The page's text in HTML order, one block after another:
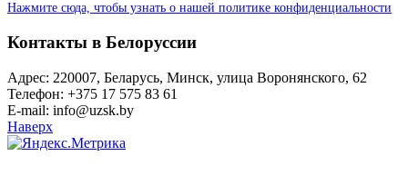
Нажмите сюда, чтобы узнать о нашей политике конфиденциальности
Контакты в Белоруссии
Адрес: 220007, Беларусь, Минск, улица Воронянского, 62
Телефон: +375 17 575 83 61
E-mail: info@uzsk.by
Наверх